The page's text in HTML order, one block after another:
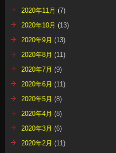
2020年11月 (7)
2020年10月 (13)
2020年9月 (13)
2020年8月 (11)
2020年7月 (9)
2020年6月 (11)
2020年5月 (8)
2020年4月 (8)
2020年3月 (6)
2020年2月 (11)